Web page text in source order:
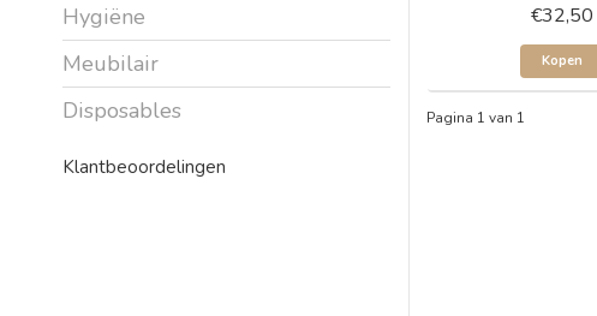
Hygiëne
Meubilair
Disposables
Klantbeoordelingen
€32,50
Kopen
Pagina 1 van 1